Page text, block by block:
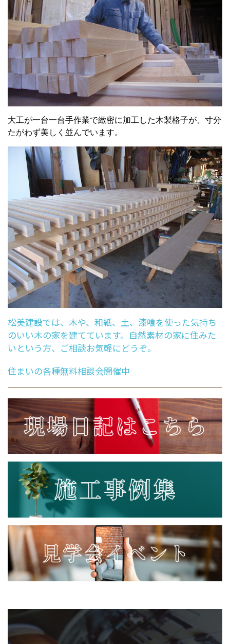
大工が一台一台手作業で緻密に加工した木製格子が、寸分
たがわず美しく並んでいます。
松美建設では、木や、和紙、土、漆喰を使った気持ち
のいい木の家を建てています。自然素材の家に住みた
いという方、ご相談お気軽にどうぞ。
住まいの各種無料相談会開催中